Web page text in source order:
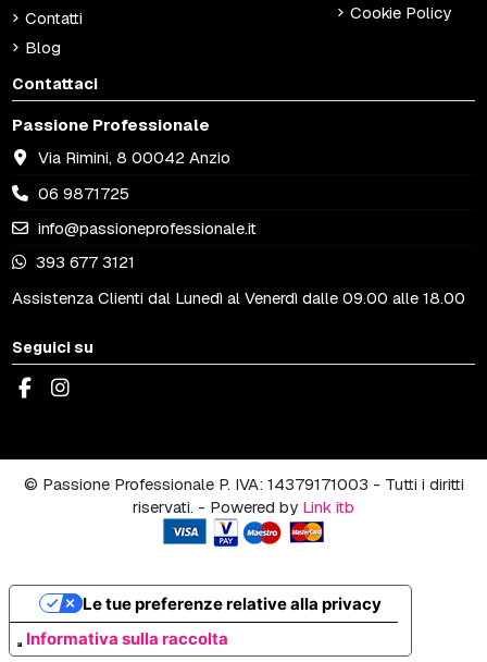
Contatti
Blog
Cookie Policy
Contattaci
Passione Professionale
Via Rimini, 8 00042 Anzio
06 9871725
info@passioneprofessionale.it
393 677 3121
Assistenza Clienti dal Lunedì al Venerdì dalle 09.00 alle 18.00
Seguici su
© Passione Professionale P. IVA: 14379171003 - Tutti i diritti
riservati. - Powered by Link itb
Informativa sulla raccolta
Le tue preferenze relative alla privacy